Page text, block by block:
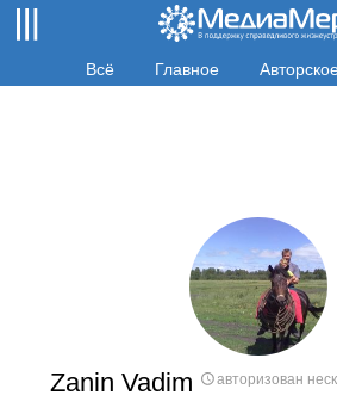
Всё Главное
Zanin Vadim авторизован